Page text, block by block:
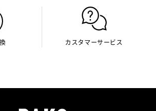
カスタマーサービス